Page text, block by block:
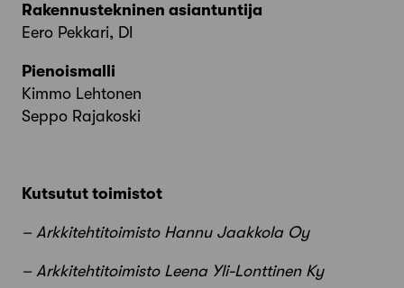
Rakennustekninen asiantuntija
Eero Pekkari, DI
Pienoismalli
Kimmo Lehtonen
Seppo Rajakoski
Kutsutut toimistot
– Arkkitehtitoimisto Hannu Jaakkola Oy
– Arkkitehtitoimisto Leena Yli-Lonttinen Ky